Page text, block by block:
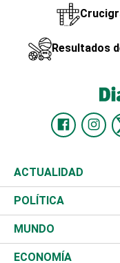
Resultados
ACTUALIDAD
Nacional
Ciudad
Educación
POLÍTICA
Partidos
JCE
MUNDO
Estados Unidos
ECONOMÍA